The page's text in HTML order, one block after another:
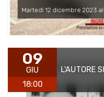
Martedì 12 dicembre 2023
09
GIU
18:00
L'AUTORE